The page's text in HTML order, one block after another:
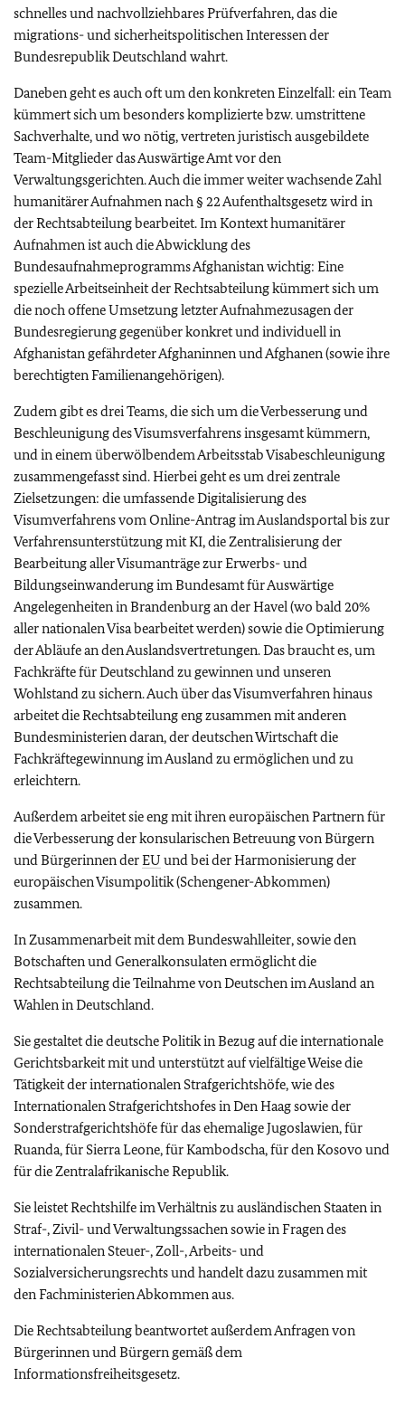
schnelles und nachvollziehbares Prüfverfahren, das die
migrations- und sicherheitspolitischen Interessen der
Bundesrepublik Deutschland wahrt.
Daneben geht es auch oft um den konkreten Einzelfall: ein Team
kümmert sich um besonders komplizierte bzw. umstrittene
Sachverhalte, und wo nötig, vertreten juristisch ausgebildete
Team-Mitglieder das Auswärtige Amt vor den
Verwaltungsgerichten. Auch die immer weiter wachsende Zahl
humanitärer Aufnahmen nach § 22 Aufenthaltsgesetz wird in
der Rechtsabteilung bearbeitet. Im Kontext humanitärer
Aufnahmen ist auch die Abwicklung des
Bundesaufnahmeprogramms Afghanistan wichtig: Eine
spezielle Arbeitseinheit der Rechtsabteilung kümmert sich um
die noch offene Umsetzung letzter Aufnahmezusagen der
Bundesregierung gegenüber konkret und individuell in
Afghanistan gefährdeter Afghaninnen und Afghanen (sowie ihre
berechtigten Familienangehörigen).
Zudem gibt es drei Teams, die sich um die Verbesserung und
Beschleunigung des Visumsverfahrens insgesamt kümmern,
und in einem überwölbendem Arbeitsstab Visabeschleunigung
zusammengefasst sind. Hierbei geht es um drei zentrale
Zielsetzungen: die umfassende Digitalisierung des
Visumverfahrens vom Online-Antrag im Auslandsportal bis zur
Verfahrensunterstützung mit KI, die Zentralisierung der
Bearbeitung aller Visumanträge zur Erwerbs- und
Bildungseinwanderung im Bundesamt für Auswärtige
Angelegenheiten in Brandenburg an der Havel (wo bald 20%
aller nationalen Visa bearbeitet werden) sowie die Optimierung
der Abläufe an den Auslandsvertretungen. Das braucht es, um
Fachkräfte für Deutschland zu gewinnen und unseren
Wohlstand zu sichern. Auch über das Visumverfahren hinaus
arbeitet die Rechtsabteilung eng zusammen mit anderen
Bundesministerien daran, der deutschen Wirtschaft die
Fachkräftegewinnung im Ausland zu ermöglichen und zu
erleichtern.
Außerdem arbeitet sie eng mit ihren europäischen Partnern für
die Verbesserung der konsularischen Betreuung von Bürgern
und Bürgerinnen derEU und bei der Harmonisierung der
europäischen Visumpolitik (Schengener-Abkommen)
zusammen.
In Zusammenarbeit mit dem Bundeswahlleiter, sowie den
Botschaften und Generalkonsulaten ermöglicht die
Rechtsabteilung die Teilnahme von Deutschen im Ausland an
Wahlen in Deutschland.
Sie gestaltet die deutsche Politik in Bezug auf die internationale
Gerichtsbarkeit mit und unterstützt auf vielfältige Weise die
Tätigkeit der internationalen Strafgerichtshöfe, wie des
Internationalen Strafgerichtshofes in Den Haag sowie der
Sonderstrafgerichtshöfe für das ehemalige Jugoslawien, für
Ruanda, für Sierra Leone, für Kambodscha, für den Kosovo und
für die Zentralafrikanische Republik.
Sie leistet Rechtshilfe im Verhältnis zu ausländischen Staaten in
Straf-, Zivil- und Verwaltungssachen sowie in Fragen des
internationalen Steuer-, Zoll-, Arbeits- und
Sozialversicherungsrechts und handelt dazu zusammen mit
den Fachministerien Abkommen aus.
Die Rechtsabteilung beantwortet außerdem Anfragen von
Bürgerinnen und Bürgern gemäß dem
Informationsfreiheitsgesetz.